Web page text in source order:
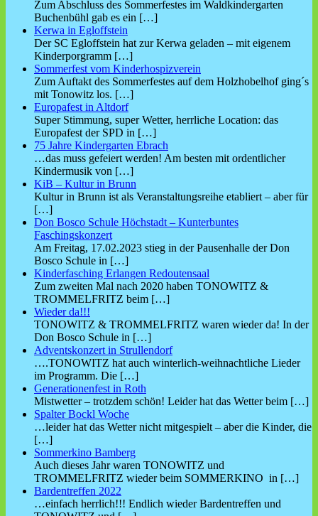
Zum Abschluss des Sommerfestes im Waldkindergarten
Buchenbühl gab es ein […]
Kerwa in Egloffstein
Der SC Egloffstein hat zur Kerwa geladen – mit eigenem
Kinderporgramm […]
Sommerfest vom Kinderhospizverein
Zum Auftakt des Sommerfestes auf dem Holzhobelhof ging´s
mit Tonowitz los. […]
Europafest in Altdorf
Super Stimmung, super Wetter, herrliche Location: das
Europafest der SPD in […]
75 Jahre Kindergarten Ebrach
…das muss gefeiert werden! Am besten mit ordentlicher
Kindermusik von […]
KiB – Kultur in Brunn
Kultur in Brunn ist als Veranstaltungsreihe etabliert – aber für
[…]
Don Bosco Schule Höchstadt – Kunterbuntes
Faschingskonzert
Am Freitag, 17.02.2023 stieg in der Pausenhalle der Don
Bosco Schule in […]
Kinderfasching Erlangen Redoutensaal
Zum zweiten Mal nach 2020 haben TONOWITZ &
TROMMELFRITZ beim […]
Wieder da!!!
TONOWITZ & TROMMELFRITZ waren wieder da! In der
Don Bosco Schule in […]
Adventskonzert in Strullendorf
….TONOWITZ hat auch winterlich-weihnachtliche Lieder
im Programm. Die […]
Generationenfest in Roth
Mistwetter – trotzdem schön! Leider hat das Wetter beim […]
Spalter Bockl Woche
…leider hat das Wetter nicht mitgespielt – aber die Kinder, die
[…]
Sommerkino Bamberg
Auch dieses Jahr waren TONOWITZ und
TROMMELFRITZ wieder beim SOMMERKINO in […]
Bardentreffen 2022
…einfach herrlich!!! Endlich wieder Bardentreffen und